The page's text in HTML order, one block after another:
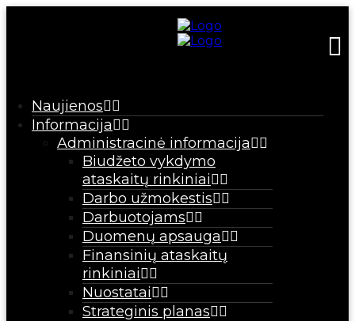
Naujienos
Informacija
Administracinė informacija
Biudžeto vykdymo
ataskaitų rinkiniai
Darbo užmokestis
Darbuotojams
Duomenų apsauga
Finansinių ataskaitų
rinkiniai
Nuostatai
Strateginis planas